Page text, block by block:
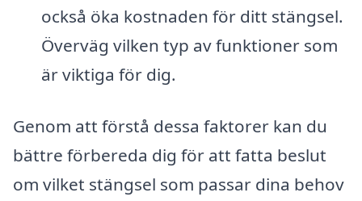
också öka kostnaden för ditt stängsel.
Överväg vilken typ av funktioner som
är viktiga för dig.
Genom att förstå dessa faktorer kan du
bättre förbereda dig för att fatta beslut
om vilket stängsel som passar dina behov